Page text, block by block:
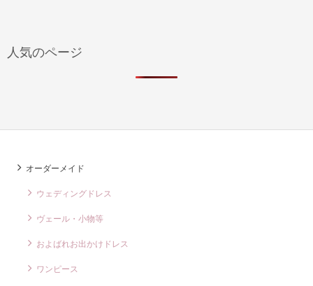
人気のページ
オーダーメイド
ウェディングドレス
ヴェール・小物等
およばれお出かけドレス
ワンピース